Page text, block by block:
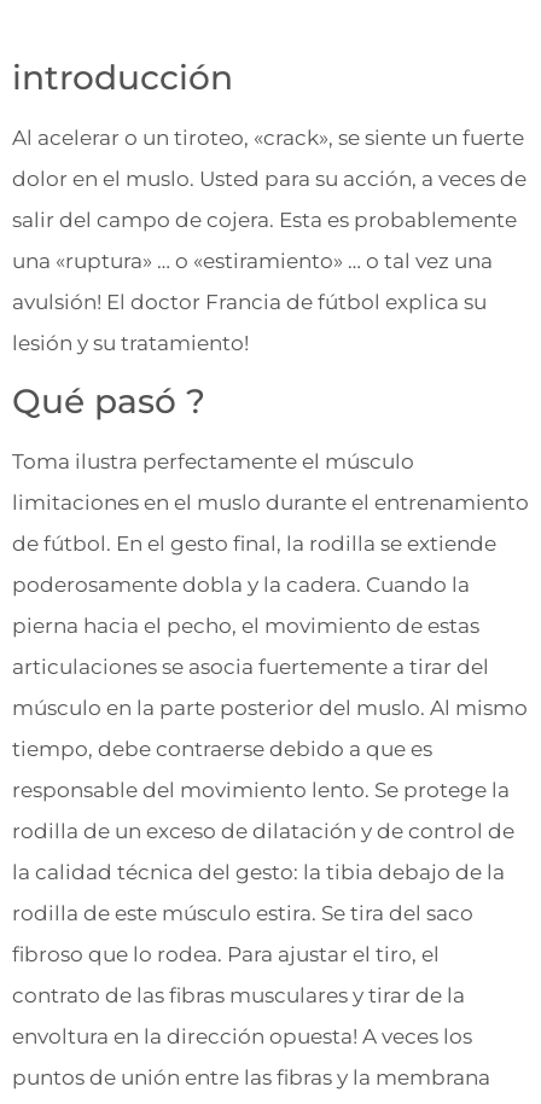
introducción
Al acelerar o un tiroteo, «crack», se siente un fuerte
dolor en el muslo. Usted para su acción, a veces de
salir del campo de cojera. Esta es probablemente
una «ruptura» … o «estiramiento» … o tal vez una
avulsión! El doctor Francia de fútbol explica su
lesión y su tratamiento!
Qué pasó ?
Toma ilustra perfectamente el músculo
limitaciones en el muslo durante el entrenamiento
de fútbol. En el gesto final, la rodilla se extiende
poderosamente dobla y la cadera. Cuando la
pierna hacia el pecho, el movimiento de estas
articulaciones se asocia fuertemente a tirar del
músculo en la parte posterior del muslo. Al mismo
tiempo, debe contraerse debido a que es
responsable del movimiento lento. Se protege la
rodilla de un exceso de dilatación y de control de
la calidad técnica del gesto: la tibia debajo de la
rodilla de este músculo estira. Se tira del saco
fibroso que lo rodea. Para ajustar el tiro, el
contrato de las fibras musculares y tirar de la
envoltura en la dirección opuesta! A veces los
puntos de unión entre las fibras y la membrana